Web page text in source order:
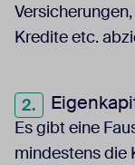
Kredite etc.
Es gibt eine
mindestens die